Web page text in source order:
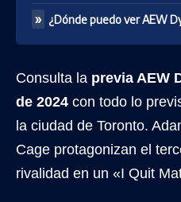
¿Dónde puedo ver AEW
Consulta la previa AEW
de 2024 con todo lo
la ciudad de Toronto.
Cage protagonizan el
rivalidad en un «I Quit